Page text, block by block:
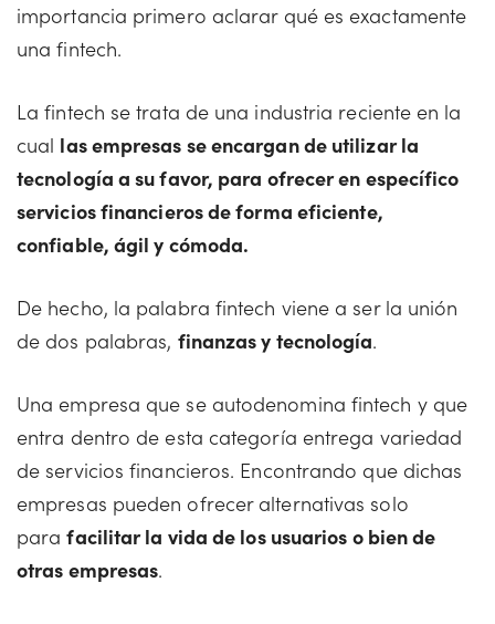
importancia primero aclarar qué es exactamente
una fintech.
La fintech se trata de una industria reciente en la
cual las empresas se encargan de utilizar la
tecnología a su favor, para ofrecer en específico
servicios financieros de forma eficiente,
confiable, ágil y cómoda.
De hecho, la palabra fintech viene a ser la unión
de dos palabras, finanzas y tecnología.
Una empresa que se autodenomina fintech y que
entra dentro de esta categoría entrega variedad
de servicios financieros. Encontrando que dichas
empresas pueden ofrecer alternativas solo
parafacilitar la vida de los usuarios o bien de
otras empresas.